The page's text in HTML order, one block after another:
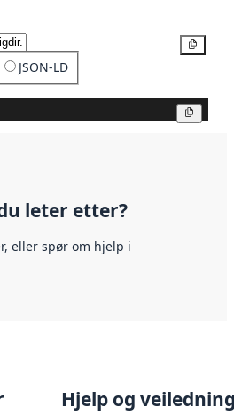
JSON-LD
leter etter?
eller spør om hjelp i
Hjelp og